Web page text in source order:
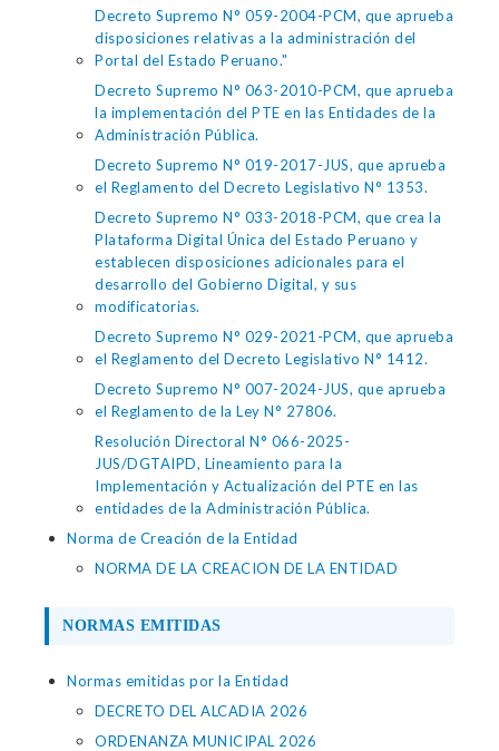
Decreto Supremo N° 059-2004-PCM, que aprueba
disposiciones relativas a la administración del
Portal del Estado Peruano."
Decreto Supremo N° 063-2010-PCM, que aprueba
la implementación del PTE en las Entidades de la
Administración Pública.
Decreto Supremo N° 019-2017-JUS, que aprueba
el Reglamento del Decreto Legislativo N° 1353.
Decreto Supremo N° 033-2018-PCM, que crea la
Plataforma Digital Única del Estado Peruano y
establecen disposiciones adicionales para el
desarrollo del Gobierno Digital, y sus
modificatorias.
Decreto Supremo N° 029-2021-PCM, que aprueba
el Reglamento del Decreto Legislativo N° 1412.
Decreto Supremo N° 007-2024-JUS, que aprueba
el Reglamento de la Ley N° 27806.
Resolución Directoral N° 066-2025-
JUS/DGTAIPD, Lineamiento para la
Implementación y Actualización del PTE en las
entidades de la Administración Pública.
Norma de Creación de la Entidad
NORMA DE LA CREACION DE LA ENTIDAD
NORMAS EMITIDAS
Normas emitidas por la Entidad
DECRETO DEL ALCADIA 2026
ORDENANZA MUNICIPAL 2026